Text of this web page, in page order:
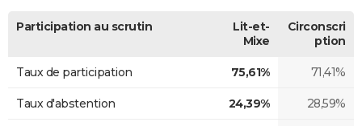
Participation au scrutin
Lit-et-
Mixe
Circonscri
ption
Taux de participation 75,61% 71,41%
Taux d'abstention 24,39% 28,59%